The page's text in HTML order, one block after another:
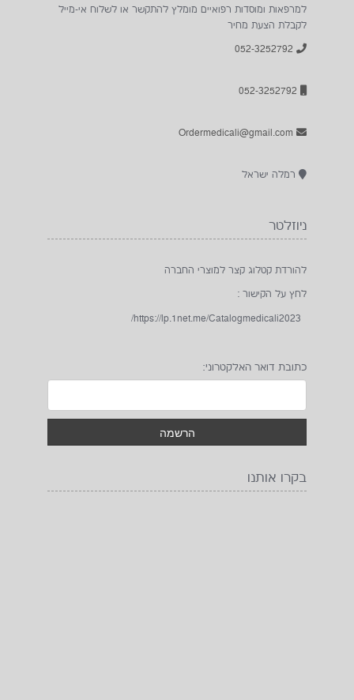
למרפאות ומוסדות רפואיים מומלץ להתקשר או לשלוח אי-מייל
לקבלת הצעת מחיר
רמלה ישראל
ניוזלטר
להורדת קטלוג קצר למוצרי החברה
לחץ על הקישור :
https://lp.1net.me/Catalogmedicali2023/
כתובת דואר האלקטרוני:
בקרו אותנו